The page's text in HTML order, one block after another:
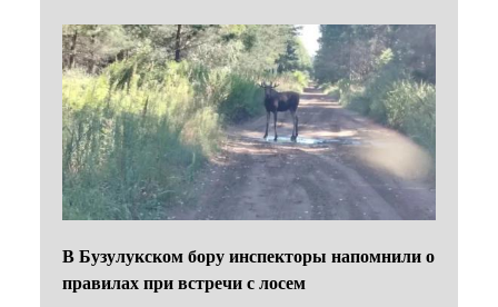
В Бузулукском бору инспекторы напомнили о
правилах при встречи с лосем